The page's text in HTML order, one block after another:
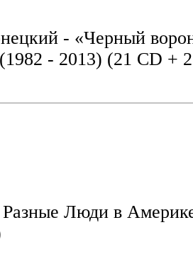
- «Черный
- 2013) (21 CD + 2
Люди в